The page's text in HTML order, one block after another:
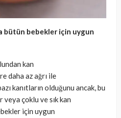
bütün bebekler için uygun
kan
daha az ağrı ile
kanıtların olduğunu ancak, bu
çoklu ve sık kan
için uygun